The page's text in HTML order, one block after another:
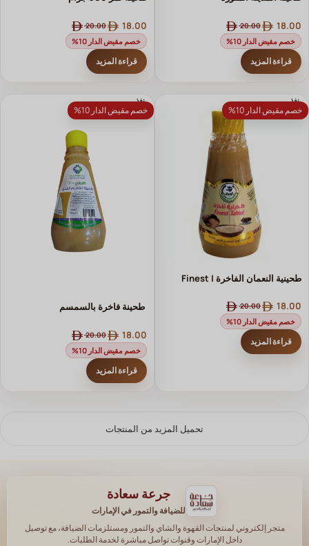
20.00 18.00
خصم مقيض الدار 10%
قراءة المزيد
20.00 18.00
خصم مقيض الدار 10%
قراءة المزيد
خصم مقيض الدار 10%
نفذ
طحينية النعمان الفاخرة | Finest
الطبيعي 100%
20.00 18.00
خصم مقيض الدار 10%
قراءة المزيد
خصم مقيض الدار 10%
نفذ
⁨ طحينة فاخرة بالسمسم⁩
20.00 18.00
خصم مقيض الدار 10%
قراءة المزيد
تحميل المزيد من المنتجات
جرعة سعادة
للضيافة والتمور في الإمارات
متجر إلكتروني لمنتجات القهوة والشاي والتمور ومستلزمات الضيافة، مع توصيل
داخل الإمارات وقنوات تواصل مباشرة لخدمة الطلبات.